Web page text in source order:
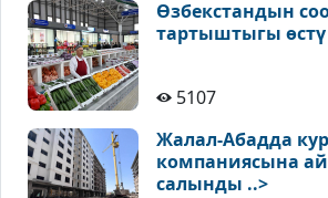
Өзбекстандын
тартыштыгы өстү
5107
Жалал-Абадда
компаниясына
салынды ..>